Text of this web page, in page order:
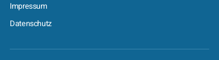
Impressum
Datenschutz